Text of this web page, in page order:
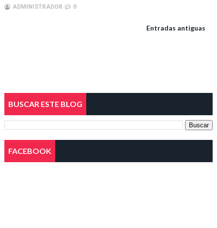
ADMINISTRADOR 0
Entradas antiguas
BUSCAR ESTE BLOG
FACEBOOK